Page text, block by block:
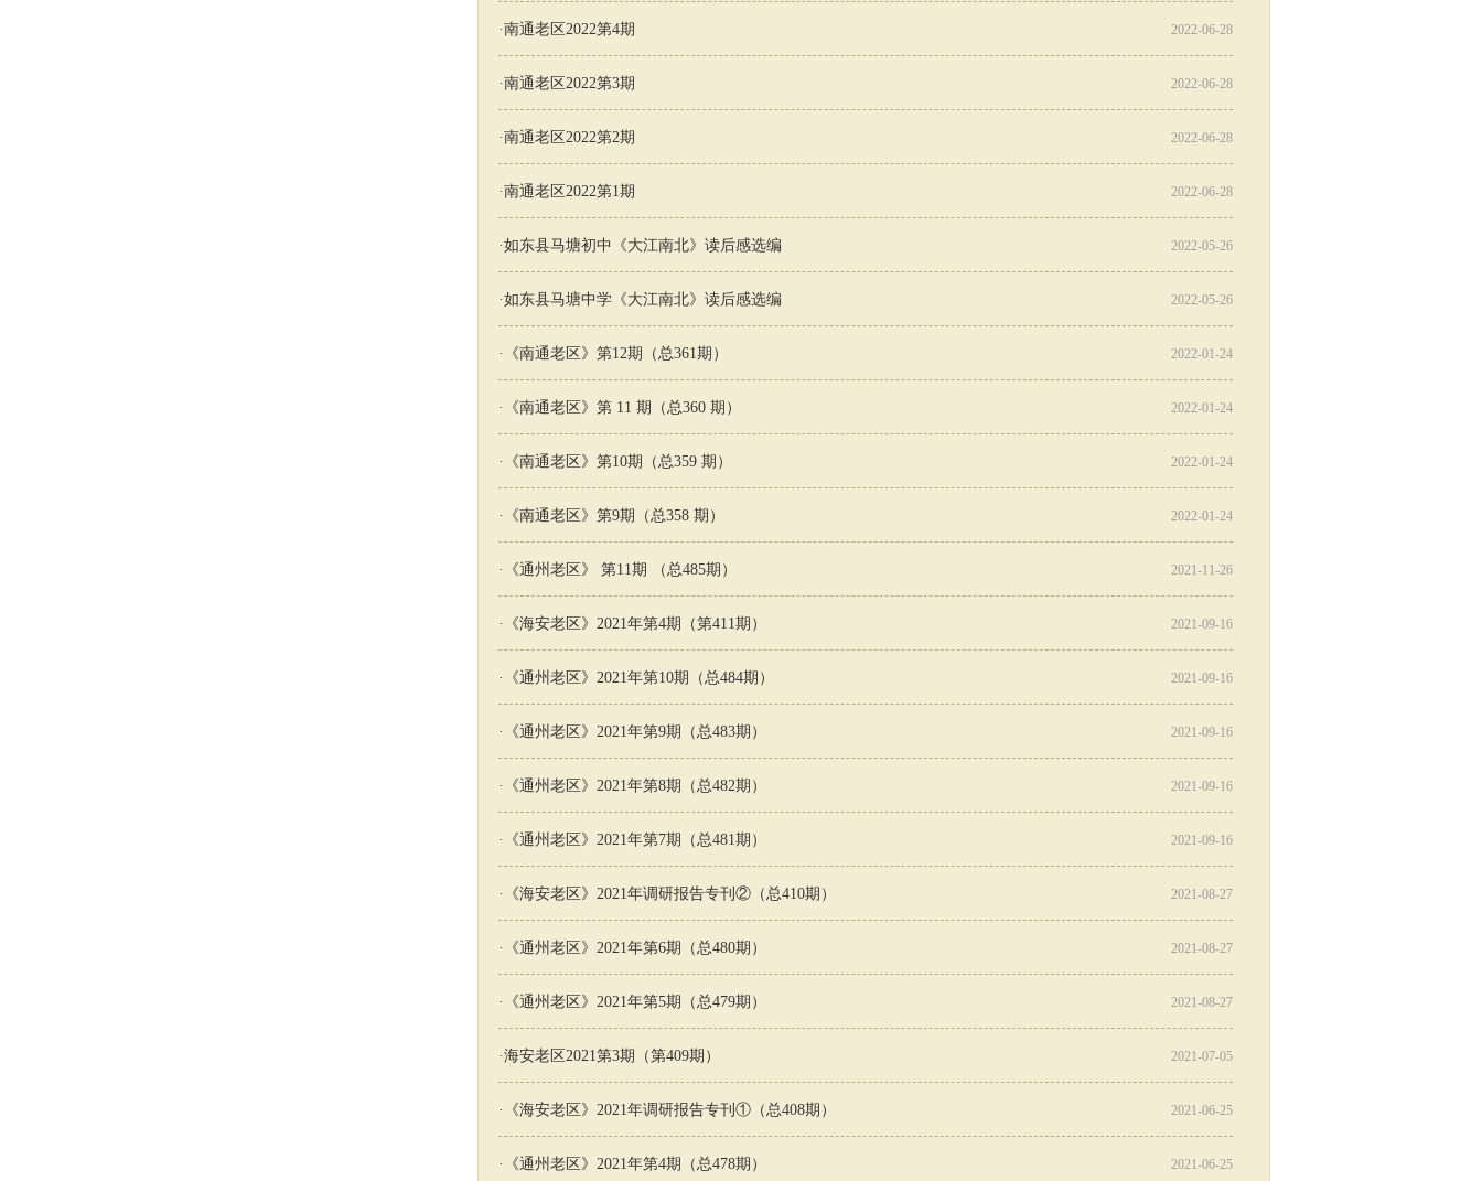
·南通老区2022第4期 2022-06-28
·南通老区2022第3期 2022-06-28
·南通老区2022第2期 2022-06-28
·南通老区2022第1期 2022-06-28
·如东县马塘初中《大江南北》读后感选编 2022-05-26
·如东县马塘中学《大江南北》读后感选编 2022-05-26
· 《南通老区》第12期（总361期） 2022-01-24
· 《南通老区》第 11 期（总360 期） 2022-01-24
· 《南通老区》第10期（总359 期） 2022-01-24
· 《南通老区》第9期（总358 期） 2022-01-24
· 《通州老区》 第11期 （总485期） 2021-11-26
· 《海安老区》2021年第4期（第411期） 2021-09-16
· 《通州老区》2021年第10期（总484期） 2021-09-16
· 《通州老区》2021年第9期（总483期） 2021-09-16
· 《通州老区》2021年第8期（总482期） 2021-09-16
· 《通州老区》2021年第7期（总481期） 2021-09-16
· 《海安老区》2021年调研报告专刊②（总410期） 2021-08-27
· 《通州老区》2021年第6期（总480期） 2021-08-27
· 《通州老区》2021年第5期（总479期） 2021-08-27
·海安老区2021第3期（第409期） 2021-07-05
· 《海安老区》2021年调研报告专刊①（总408期） 2021-06-25
· 《通州老区》2021年第4期（总478期） 2021-06-25